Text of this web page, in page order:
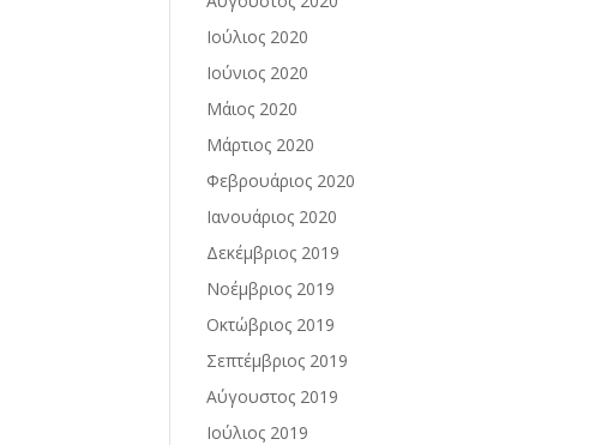
Ιούλιος 2020
Ιούνιος 2020
Μάιος 2020
Μάρτιος 2020
Φεβρουάριος 2020
Ιανουάριος 2020
Δεκέμβριος 2019
Νοέμβριος 2019
Οκτώβριος 2019
Σεπτέμβριος 2019
Αύγουστος 2019
Ιούλιος 2019